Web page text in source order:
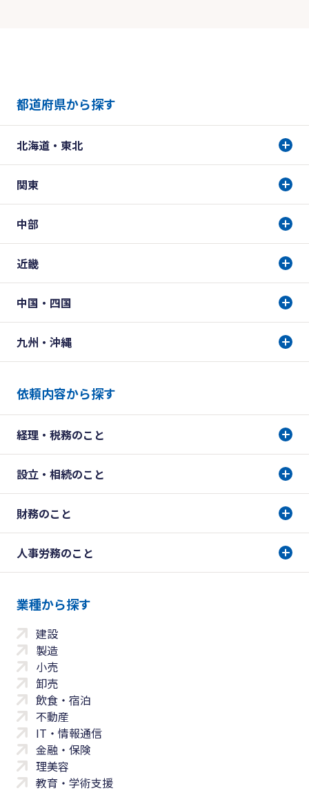
都道府県から探す
北海道・東北
関東
中部
近畿
中国・四国
九州・沖縄
依頼内容から探す
経理・税務のこと
設立・相続のこと
財務のこと
人事労務のこと
業種から探す
建設
製造
小売
卸売
飲食・宿泊
不動産
IT・情報通信
金融・保険
理美容
教育・学術支援